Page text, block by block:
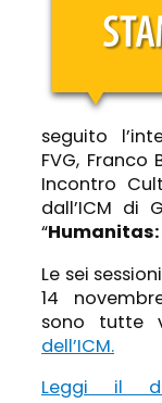
seguito
FVG, Franco
Incontro
dall’ICM di
“Humanitas:
Le sei
14
sono tutte
dell’ICM.
Leggi il